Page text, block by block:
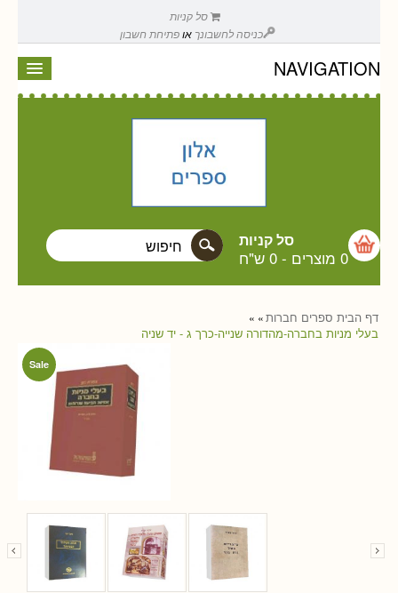
סל קניות
כניסה לחשבונך אופתיחת חשבון
NAVIGATION
סל קניות
0 מוצרים - 0 ש"ח
דף הבית » ספרים חברות »
בעלי מניות בחברה-מהדורה שנייה-כרך ג - יד שניה
Sale